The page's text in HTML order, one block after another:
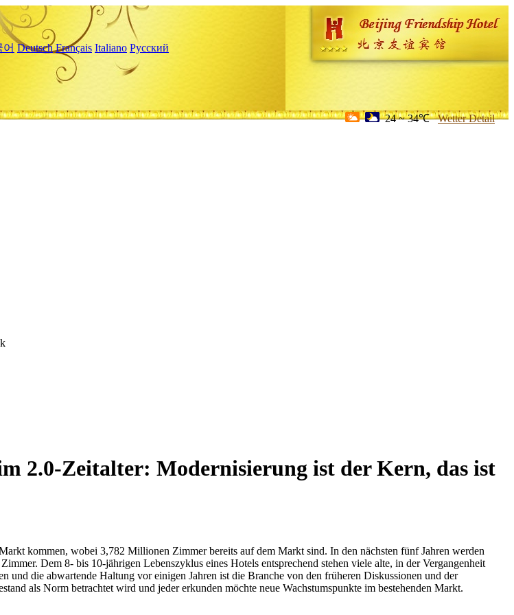
어 Deutsch Français Italiano Русский
24 ~ 34℃ Wetter Detail
2.0-Zeitalter: Modernisierung ist der Kern, das ist
kommen, wobei 3,782 Millionen Zimmer bereits auf dem Markt sind. In den nächsten fünf Jahren werden
Dem 8- bis 10-jährigen Lebenszyklus eines Hotels entsprechend stehen viele alte, in der Vergangenheit
und die abwartende Haltung vor einigen Jahren ist die Branche von den früheren Diskussionen und der
als Norm betrachtet wird und jeder erkunden möchte neue Wachstumspunkte im bestehenden Markt.